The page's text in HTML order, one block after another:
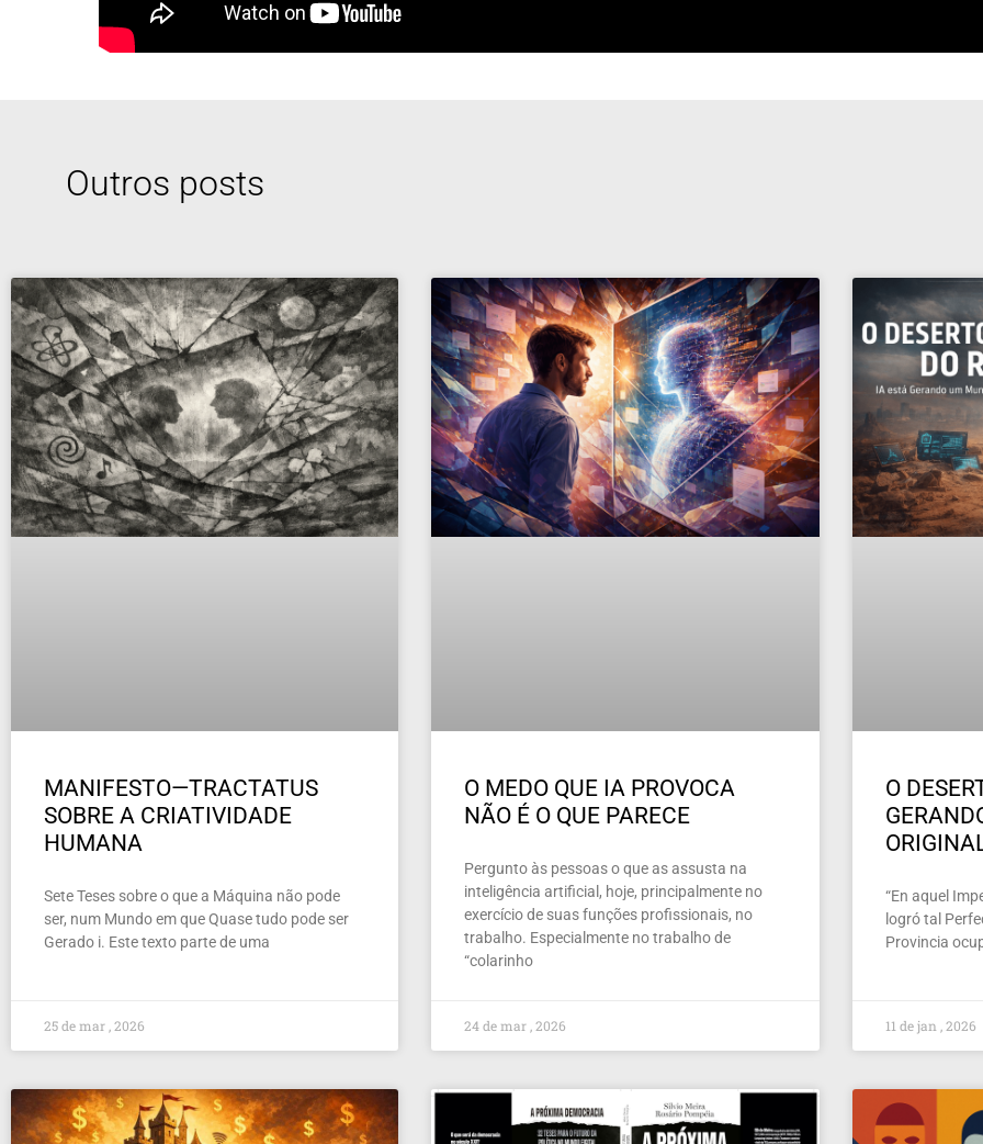
Outros posts
MANIFESTO—TRACTATUS
SOBRE A CRIATIVIDADE
HUMANA
Sete Teses sobre o que a Máquina não pode
ser, num Mundo em que Quase tudo pode ser
Gerado i. Este texto parte de uma
25 de mar , 2026
O MEDO QUE IA PROVOCA
NÃO É O QUE PARECE
Pergunto às pessoas o que as assusta na
inteligência artificial, hoje, principalmente no
exercício de suas funções profissionais, no
trabalho. Especialmente no trabalho de
“colarinho
24 de mar , 2026
O
“En aquel
logró tal
Provincia
11 de jan , 2026